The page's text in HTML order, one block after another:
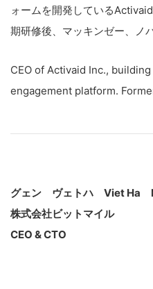
ォームを開発している
期研修後、マッキンゼー、ノ
CEO of Activaid Inc.,
engagement platform.
グェン ヴェトハ Viet Ha
株式会社ビットマイル
CEO & CTO
こ
の